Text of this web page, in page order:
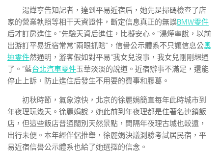
湯燁寧告知記者，達到平易近宿后，她先是掃碼檢查了店
家的營業執照等相干天資證件，斷定信息真正的無誤BMW零件
后才訂房進住。“先驗天資后進住，比擬安心。”湯燁寧說，以前
出游訂平易近宿常常“兩眼抓瞎”，信譽公示體系不只讓信息公奧
迪零件然通明，游客假如對平易“我女兒沒事，我女兒剛剛想通
了。”藍台北汽車零件玉華淡淡的說道。近宿辦事不滿足，還能
停止上訴，防止進住后發生不用要的費事和膠葛。
初秋時節，氣象涼快，北京的徐麗娟簡直每年此時城市到
年夜理玩幾天。徐麗娟說，她此前到年夜理都是住著名連鎖飯
店，但這些飯店普通闊別天然景點，間隔年夜理古城也較遠，
出行未便。本年經伴侶推舉，徐麗娟決議測驗考試居民宿，平
易近宿信譽公示體系也給了她選擇的信念。